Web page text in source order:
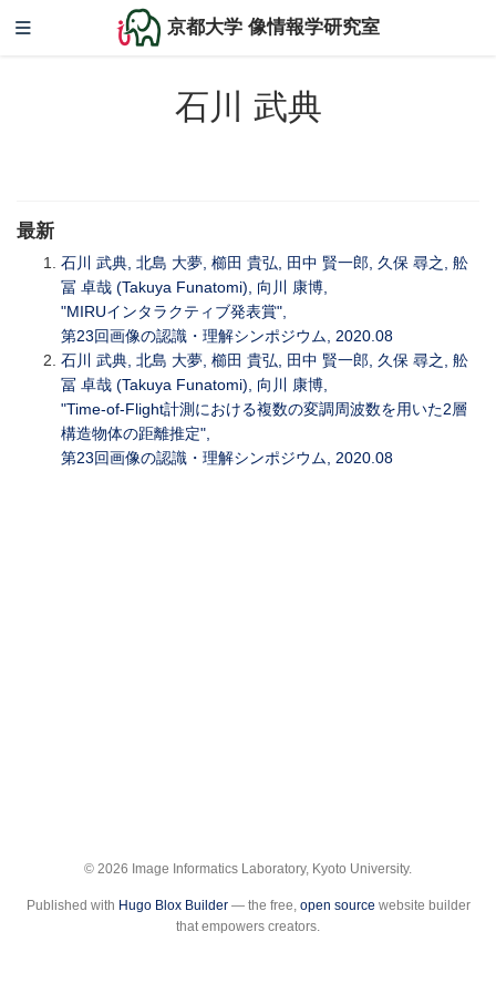
京都大学 像情報学研究室
石川 武典
最新
石川 武典, 北島 大夢, 櫛田 貴弘, 田中 賢一郎, 久保 尋之, 舩
冨 卓哉 (Takuya Funatomi), 向川 康博,
"MIRUインタラクティブ発表賞",
第23回画像の認識・理解シンポジウム, 2020.08
石川 武典, 北島 大夢, 櫛田 貴弘, 田中 賢一郎, 久保 尋之, 舩
冨 卓哉 (Takuya Funatomi), 向川 康博,
"Time-of-Flight計測における複数の変調周波数を用いた2層
構造物体の距離推定",
第23回画像の認識・理解シンポジウム, 2020.08
© 2026 Image Informatics Laboratory, Kyoto University.
Published with Hugo Blox Builder— the free, open source website builder
that empowers creators.